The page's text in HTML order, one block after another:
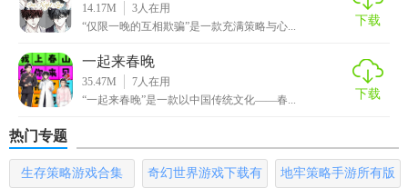
晚的资源库最新版亮点
1. 高效检索：通过智能算法优化搜索体验，提高搜索准确
率。
2. 资源管理：提供丰富的管理功能，如资源统计、分类统计
等。
3. 社区分享：内置社区功能，用户可分享自己的资源和心
14.17M 3人在用
“仅限一晚的互相欺骗”是一款充满策略与心...
下载
一起来春晚
35.47M 7人在用
“一起来春晚”是一款以中国传统文化——春...
下载
热门专题
生存策略游戏合集
奇幻世界游戏下载有
地牢策略手游所有版